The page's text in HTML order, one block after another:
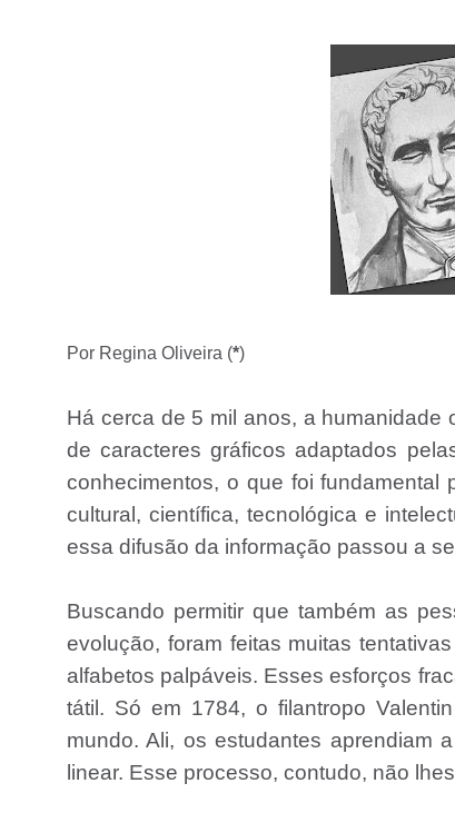
Por Regina Oliveira (*)
Há cerca de 5 mil anos, a humanidade
de caracteres gráficos adaptados
conhecimentos, o que foi
cultural, científica, tecnológica e
essa difusão da informação passou a
Buscando permitir que também as
evolução, foram feitas muitas
alfabetos palpáveis. Esses esforços
tátil. Só em 1784, o filantropo
mundo. Ali, os estudantes aprendiam
linear. Esse processo, contudo, não